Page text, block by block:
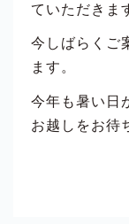
ていただきま
今しばらくご
ます。
今年も暑い日
お越しをお待